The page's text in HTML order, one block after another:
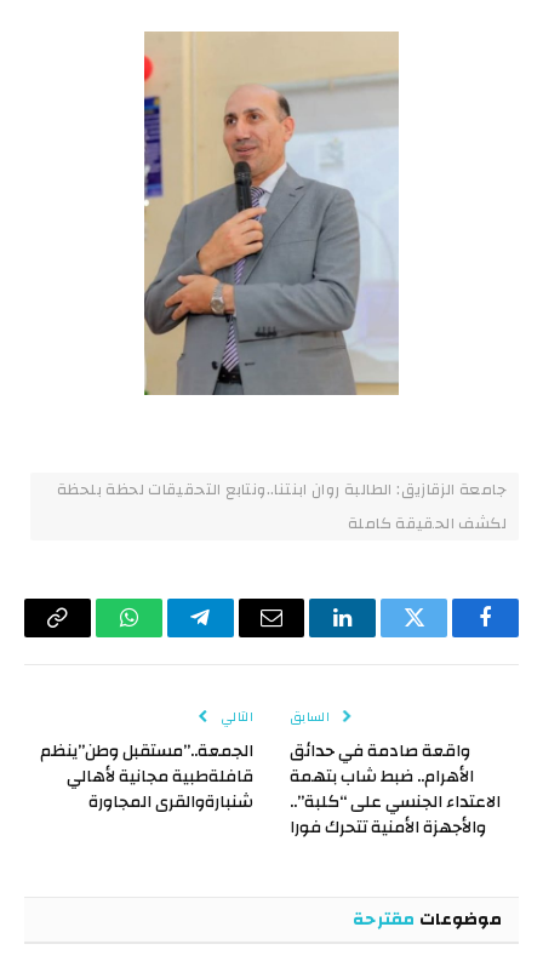
جامعة الزقازيق: الطالبة روان ابنتنا..ونتابع التحقيقات لحظة بلحظة
لكشف الحقيقة كاملة
فيسبوكتويتر لينكدإن البريد
تيلقرام واتسابCopy
السابق
واقعة صادمة في حدائق
الأهرام.. ضبط شاب بتهمة
الاعتداء الجنسي على “كلبة”..
والأجهزة الأمنية تتحرك فورا
التالي
الجمعة..”مستقبل وطن”ينظم
قافلةطبية مجانية لأهالي
شنبارةوالقرى المجاورة
موضوعات مقترحة